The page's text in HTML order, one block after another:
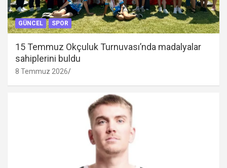
GÜNCEL SPOR
15 Temmuz Okçuluk Turnuvası’nda madalyalar
sahiplerini buldu
8 Temmuz 2026